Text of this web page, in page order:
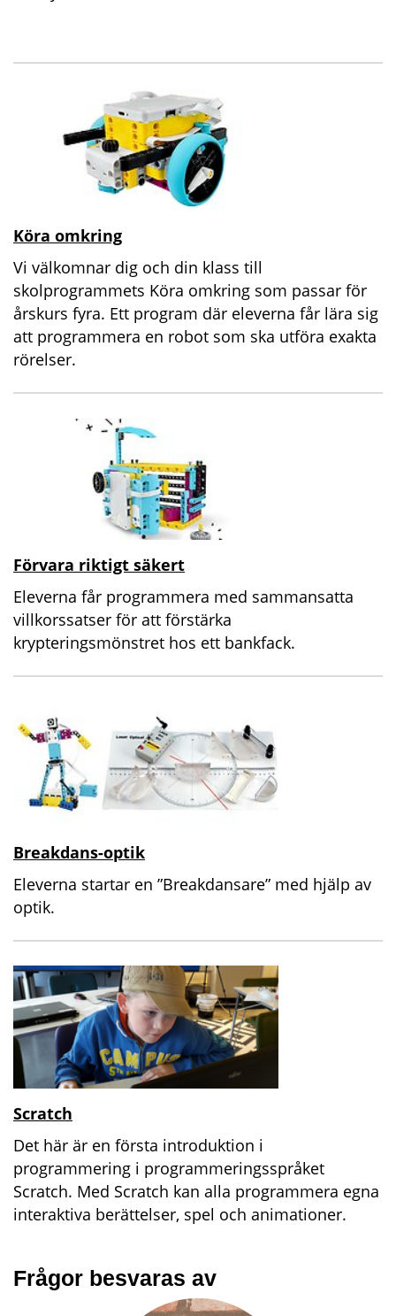
Köra omkring
Vi välkomnar dig och din klass till
skolprogrammets Köra omkring som passar för
årskurs fyra. Ett program där eleverna får lära sig
att programmera en robot som ska utföra exakta
rörelser.
Förvara riktigt säkert
Eleverna får programmera med sammansatta
villkorssatser för att förstärka
krypteringsmönstret hos ett bankfack.
Breakdans-optik
Eleverna startar en ”Breakdansare” med hjälp av
optik.
Scratch
Det här är en första introduktion i
programmering i programmeringsspråket
Scratch. Med Scratch kan alla programmera egna
interaktiva berättelser, spel och animationer.
Frågor besvaras av